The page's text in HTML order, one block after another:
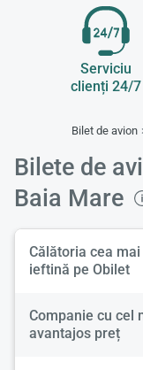
Serviciu
clienți 24/7
Bilet de avion
Bilete de
Baia Mare
Călătoria cea mai
ieftină pe Obilet
Companie cu cel
avantajos preț